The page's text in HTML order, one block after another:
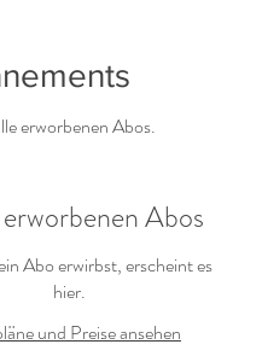
erworbenen Abos.
Abos
Abo erwirbst, erscheint es
hier.
und Preise ansehen